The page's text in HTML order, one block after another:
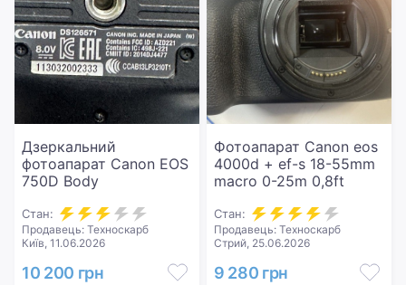
Дзеркальний
фотоапарат Canon EOS
750D Body
Стан:
Продавець: Техноскарб
Київ, 11.06.2026
10 200 грн
Фотоапарат Canon eos
4000d + ef-s 18-55mm
macro 0-25m 0,8ft
Стан:
Продавець: Техноскарб
Стрий, 25.06.2026
9 280 грн